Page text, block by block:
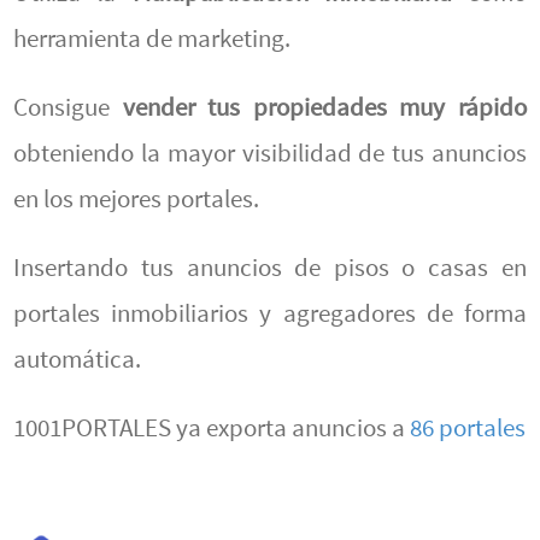
herramienta de marketing.
Consigue vender tus propiedades muy rápido
obteniendo la mayor visibilidad de tus anuncios
en los mejores portales.
Insertando tus anuncios de pisos o casas en
portales inmobiliarios y agregadores de forma
automática.
1001PORTALES ya exporta anuncios a 86 portales